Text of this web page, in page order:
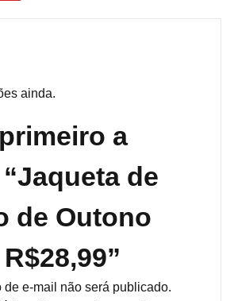
ainda.
a
de
de Outono
de e-mail não será publicado.